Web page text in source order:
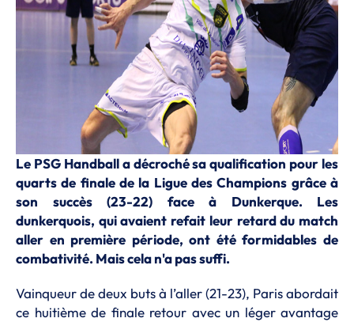
Le PSG Handball a décroché sa qualification pour les
quarts de finale de la Ligue des Champions grâce à
son succès (23-22) face à Dunkerque. Les
dunkerquois, qui avaient refait leur retard du match
aller en première période, ont été formidables de
combativité. Mais cela n'a pas suffi.
Vainqueur de deux buts à l’aller (21-23), Paris abordait
ce huitième de finale retour avec un léger avantage